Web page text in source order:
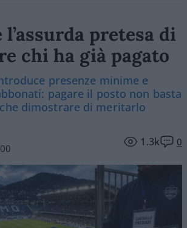
l’assurda pretesa di
chi ha già pagato
presenze minime e
pagare il posto non basta
dimostrare di meritarlo
1.3k 0